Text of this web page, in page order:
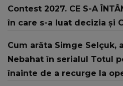
Contest 2027. CE S-A
în care s-a luat decizia și
strategic de..."
Cum arăta Simge Selçuk,
Nebahat în serialul Totul
înainte de a recurge la